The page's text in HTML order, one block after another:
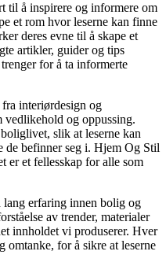
til å inspirere og informere om
et rom hvor leserne kan finne
deres evne til å skape et
artikler, guider og tips
for å ta informerte
interiørdesign og
vedlikehold og oppussing.
slik at leserne kan
de befinner seg i. Hjem Og Stil
er et fellesskap for alle som
erfaring innen bolig og
av trender, materialer
innholdet vi produserer. Hver
omtanke, for å sikre at leserne